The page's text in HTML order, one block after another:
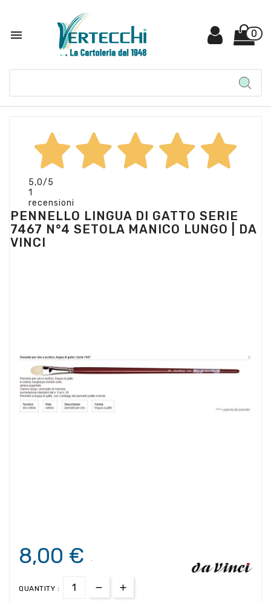
 0
5,0/5
1
recensioni
PENNELLO LINGUA DI GATTO SERIE
7467 N°4 SETOLA MANICO LUNGO | DA
VINCI
8,00 € .
QUANTITY :